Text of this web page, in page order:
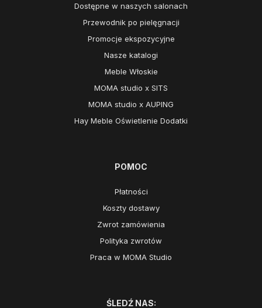
Dostępne w naszych salonach
Przewodnik po pielęgnacji
Promocje ekspozycyjne
Nasze katalogi
Meble Włoskie
MOMA studio x SITS
MOMA studio x AUPING
Hay Meble Oświetlenie Dodatki
POMOC
Płatności
Koszty dostawy
Zwrot zamówienia
Polityka zwrotów
Praca w MOMA Studio
ŚLEDŹ NAS: